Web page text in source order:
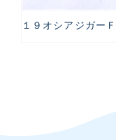
１９オシアジガー